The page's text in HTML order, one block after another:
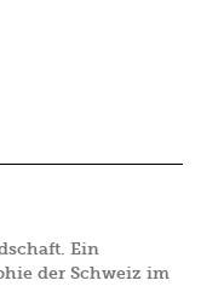
Ein
der Schweiz im